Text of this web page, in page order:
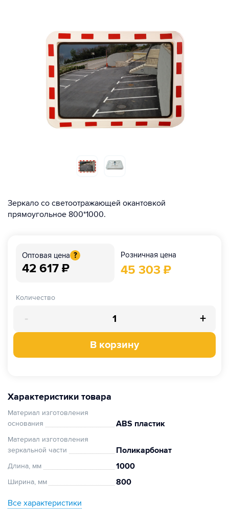
Зеркало со светоотражающей окантовкой
прямоугольное 800*1000.
Оптовая цена ?
42 617 ₽
Розничная цена
45 303 ₽
Количество
- +
В корзину
Характеристики товара
Материал изготовления
основания
ABS пластик
Материал изготовления
зеркальной части
Поликарбонат
Длина, мм 1000
Ширина, мм 800
Все характеристики